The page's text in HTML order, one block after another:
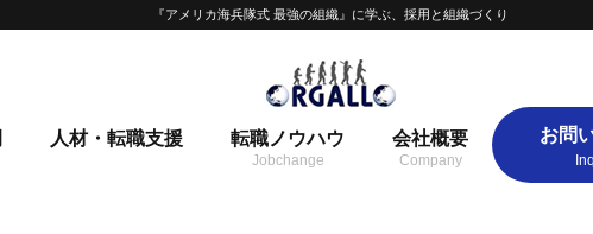
『アメリカ海兵隊式 最強の組織』に学ぶ、採用と組織づくり
人材・転職支援 転職ノウハウ 会社概要 お問